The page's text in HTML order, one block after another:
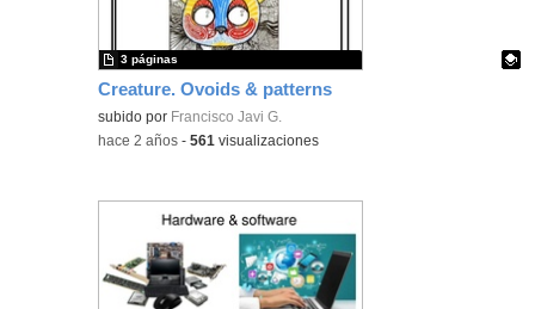
Creature. Ovoids & patterns
Contenido educativo.
subido por Francisco Javi G.
3 páginas
-hace 2 años -561 visualizaciones